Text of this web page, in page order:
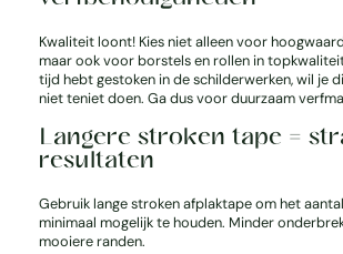
Kwaliteit loont! Kies niet alleen voor
maar ook voor borstels en rollen in
tijd hebt gestoken in de schilderwerken, wil je
niet teniet doen. Ga dus voor duurzaam
Langere stroken tape =
resultaten
Gebruik lange stroken afplaktape om het aantal
minimaal mogelijk te houden. Minder
mooiere randen.